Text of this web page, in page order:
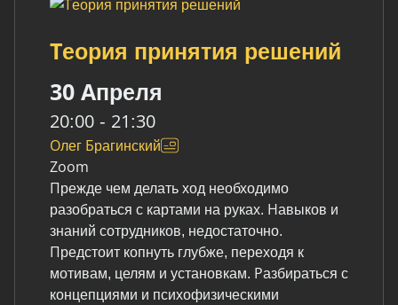
Теория принятия решений
30 Апреля
20:00 - 21:30
Олег Брагинский
Zoom
Прежде чем делать ход необходимо
разобраться с картами на руках. Навыков и
знаний сотрудников, недостаточно.
Предстоит копнуть глубже, переходя к
мотивам, целям и установкам. Разбираться с
концепциями и психофизическими